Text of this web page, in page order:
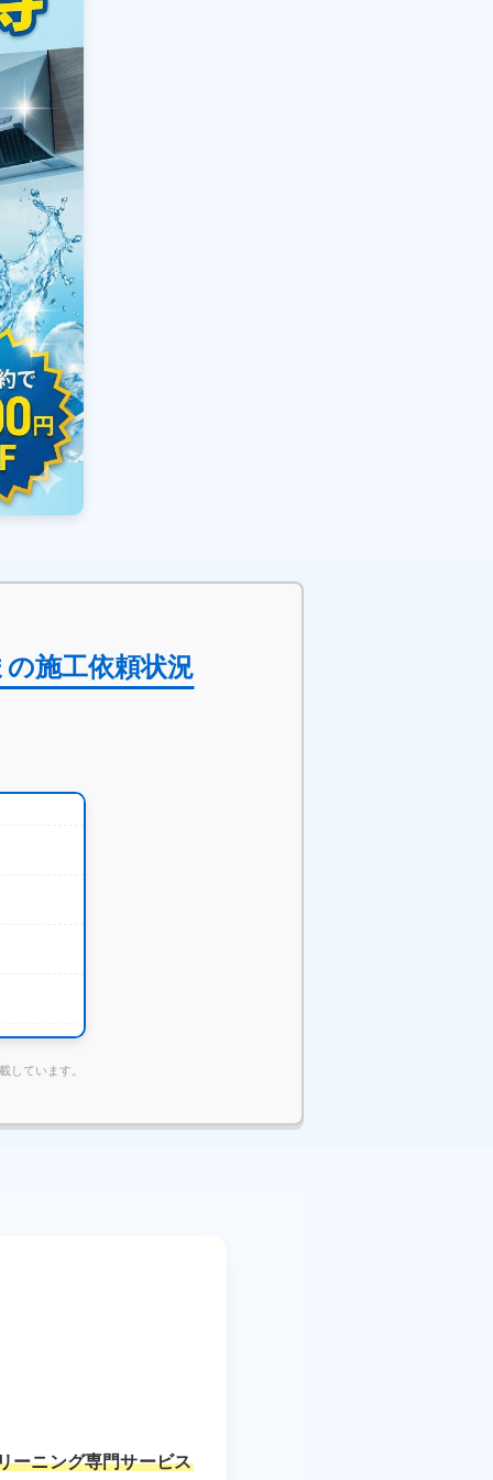
施工依頼状況
ています。
ーニング専門サービス